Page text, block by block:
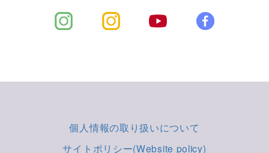
個人情報の取り扱いについて
サイトポリシー(Website policy)